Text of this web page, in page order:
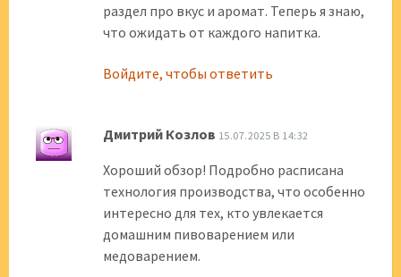
раздел про вкус и аромат. Теперь я знаю,
что ожидать от каждого напитка.
Войдите, чтобы ответить
Дмитрий Козлов 15.07.2025 В 14:32
Хороший обзор! Подробно расписана
технология производства, что особенно
интересно для тех, кто увлекается
домашним пивоварением или
медоварением.